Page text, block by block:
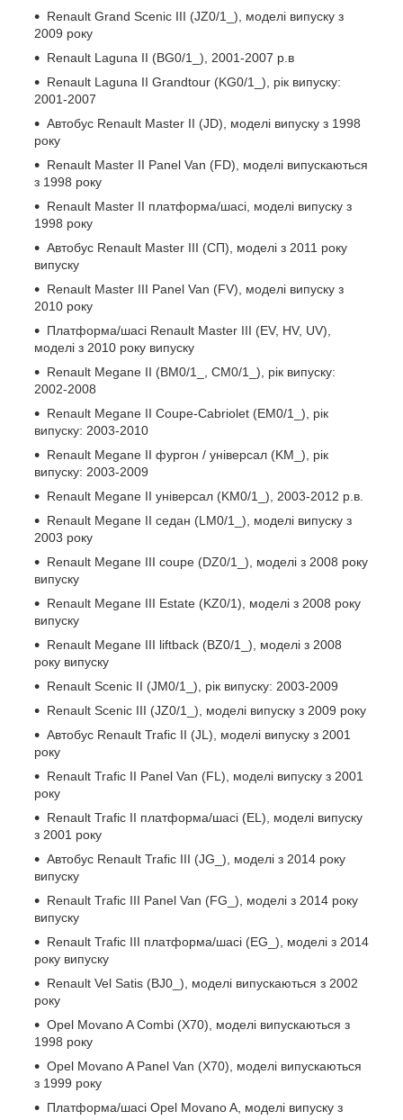
Renault Grand Scenic III (JZ0/1_), моделі випуску з
2009 року
Renault Laguna II (BG0/1_), 2001-2007 р.в
Renault Laguna II Grandtour (KG0/1_), рік випуску:
2001-2007
Автобус Renault Master II (JD), моделі випуску з 1998
року
Renault Master II Panel Van (FD), моделі випускаються
з 1998 року
Renault Master II платформа/шасі, моделі випуску з
1998 року
Автобус Renault Master III (СП), моделі з 2011 року
випуску
Renault Master III Panel Van (FV), моделі випуску з
2010 року
Платформа/шасі Renault Master III (EV, HV, UV),
моделі з 2010 року випуску
Renault Megane II (BM0/1_, CM0/1_), рік випуску:
2002-2008
Renault Megane II Coupe-Cabriolet (EM0/1_), рік
випуску: 2003-2010
Renault Megane II фургон / універсал (KM_), рік
випуску: 2003-2009
Renault Megane II універсал (KM0/1_), 2003-2012 р.в.
Renault Megane II седан (LM0/1_), моделі випуску з
2003 року
Renault Megane III coupe (DZ0/1_), моделі з 2008 року
випуску
Renault Megane III Estate (KZ0/1), моделі з 2008 року
випуску
Renault Megane III liftback (BZ0/1_), моделі з 2008
року випуску
Renault Scenic II (JM0/1_), рік випуску: 2003-2009
Renault Scenic III (JZ0/1_), моделі випуску з 2009 року
Автобус Renault Trafic II (JL), моделі випуску з 2001
року
Renault Trafic II Panel Van (FL), моделі випуску з 2001
року
Renault Trafic II платформа/шасі (EL), моделі випуску
з 2001 року
Автобус Renault Trafic III (JG_), моделі з 2014 року
випуску
Renault Trafic III Panel Van (FG_), моделі з 2014 року
випуску
Renault Trafic III платформа/шасі (EG_), моделі з 2014
року випуску
Renault Vel Satis (BJ0_), моделі випускаються з 2002
року
Opel Movano A Combi (X70), моделі випускаються з
1998 року
Opel Movano A Panel Van (X70), моделі випускаються
з 1999 року
Платформа/шасі Opel Movano A, моделі випуску з